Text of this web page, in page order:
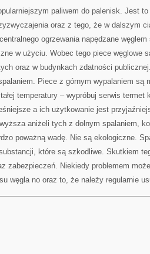
paliwem do palenisk. Jest
oraz z tego, że w dalszym
ogrzewania napędzane
w użyciu. Wobec tego piece węglowe
oraz w budynkach zdatności
Piece z górnym wypalaniem są
temperatury – wypróbuj serwis termet
a ich użytkowanie jest
aniżeli tych z dolnym spalaniem,
poważną wadę. Nie są ekologiczne.
które są szkodliwe. Skutkiem
zabezpieczeń. Niekiedy problemem
węgla no oraz to, że należy regularnie